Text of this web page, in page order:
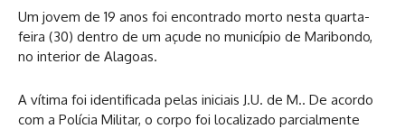
Um jovem de 19 anos foi encontrado morto nesta quarta-
feira (30) dentro de um açude no município de Maribondo,
no interior de Alagoas.
A vítima foi identificada pelas iniciais J.U. de M.. De acordo
com a Polícia Militar, o corpo foi localizado parcialmente